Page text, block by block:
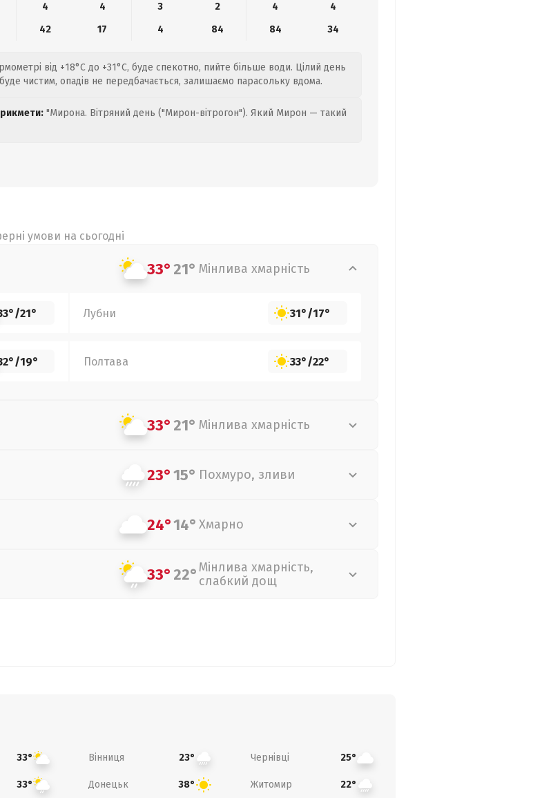
4 4 3 2 4
4
42 17 4 84 84 34
від +18°C до +31°C, буде спекотно, пийте більше води. Цілий день
чистим, опадів не передбачається, залишаємо парасольку вдома.
"Мирона. Вітряний день ("Мирон-вітрогон"). Який Мирон — такий
умови на сьогодні
33°21° Мінлива хмарність
/21° Лубни 31°/17°
/19° Полтава 33°/22°
33°21° Мінлива хмарність
23°15° Похмуро, зливи
24°14° Хмарно
33°22°Мінлива хмарність,
слабкий дощ
33° Вінниця 23° Чернівці 25°
33° Донецьк 38° Житомир 22°